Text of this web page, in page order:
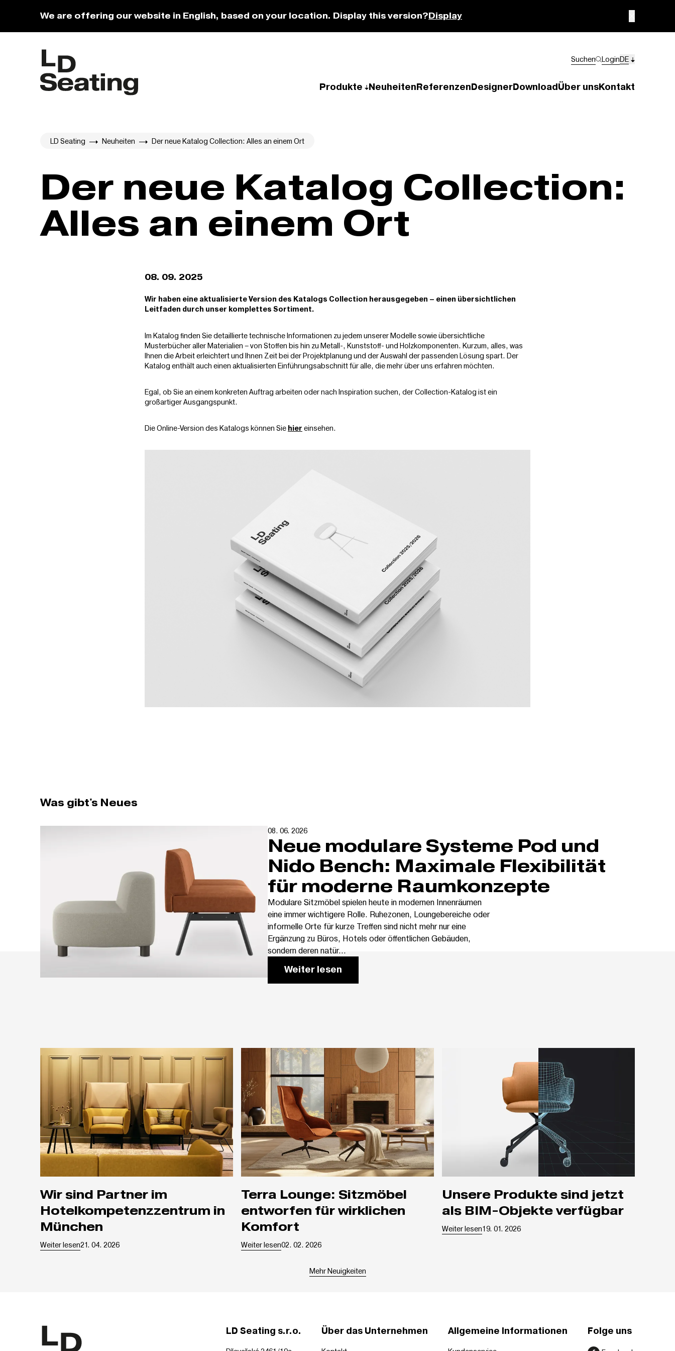
We are offering our website in English, based on your location. Display this version?Display
Suchen LoginDE
Produkte NeuheitenReferenzenDesignerDownloadÜber unsKontakt
LD Seating Neuheiten Der neue Katalog Collection: Alles an einem Ort
Der neue Katalog Collection:
Alles an einem Ort
08. 09. 2025
Wir haben eine aktualisierte Version des Katalogs Collection herausgegeben – einen übersichtlichen
Leitfaden durch unser komplettes Sortiment.
Im Katalog finden Sie detaillierte technische Informationen zu jedem unserer Modelle sowie übersichtliche
Musterbücher aller Materialien – von Stoffen bis hin zu Metall-, Kunststoff- und Holzkomponenten. Kurzum, alles, was
Ihnen die Arbeit erleichtert und Ihnen Zeit bei der Projektplanung und der Auswahl der passenden Lösung spart. Der
Katalog enthält auch einen aktualisierten Einführungsabschnitt für alle, die mehr über uns erfahren möchten.
Egal, ob Sie an einem konkreten Auftrag arbeiten oder nach Inspiration suchen, der Collection-Katalog ist ein
großartiger Ausgangspunkt.
Die Online-Version des Katalogs können Sie hier einsehen.
Was gibt's Neues
08. 06. 2026
Neue modulare Systeme Pod und
Nido Bench: Maximale Flexibilität
für moderne Raumkonzepte
Modulare Sitzmöbel spielen heute in modernen Innenräumen
eine immer wichtigere Rolle. Ruhezonen, Loungebereiche oder
informelle Orte für kurze Treffen sind nicht mehr nur eine
Ergänzung zu Büros, Hotels oder öffentlichen Gebäuden,
sondern deren natür...
Weiter lesen
Wir sind Partner im
Hotelkompetenzzentrum in
München
Weiter lesen21. 04. 2026
Terra Lounge: Sitzmöbel
entworfen für wirklichen
Komfort
Weiter lesen02. 02. 2026
Unsere Produkte sind jetzt
als BIM-Objekte verfügbar
Weiter lesen19. 01. 2026
Mehr Neuigkeiten
LD Seating s.r.o. Über das Unternehmen Allgemeine Informationen Folge uns